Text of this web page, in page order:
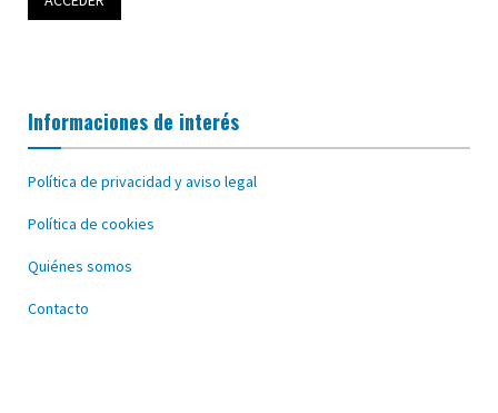
Informaciones de interés
Política de privacidad y aviso legal
Política de cookies
Quiénes somos
Contacto